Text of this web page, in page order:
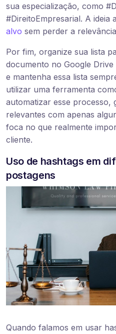
sua especialização, como
#DireitoEmpresarial. A ideia
alvo sem perder a
Por fim, organize sua lista
documento no Google
e mantenha essa lista
utilizar uma ferramenta
automatizar esse processo,
relevantes com apenas
foca no que realmente
cliente.
Uso de hashtags em
postagens
Quando falamos em usar